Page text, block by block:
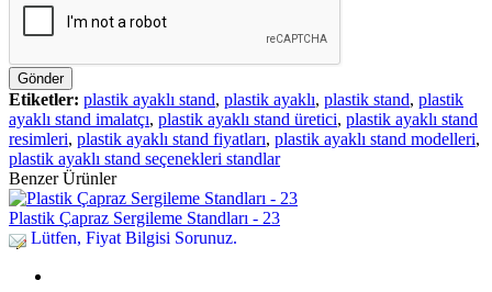
Gönder
Etiketler: plastik ayaklı stand, plastik ayaklı, plastik stand, plastik
ayaklı stand imalatçı, plastik ayaklı stand üretici, plastik ayaklı stand
resimleri, plastik ayaklı stand fiyatları, plastik ayaklı stand modelleri,
plastik ayaklı stand seçenekleri standlar
Benzer Ürünler
Plastik Çapraz Sergileme Standları - 23
Lütfen, Fiyat Bilgisi Sorunuz.